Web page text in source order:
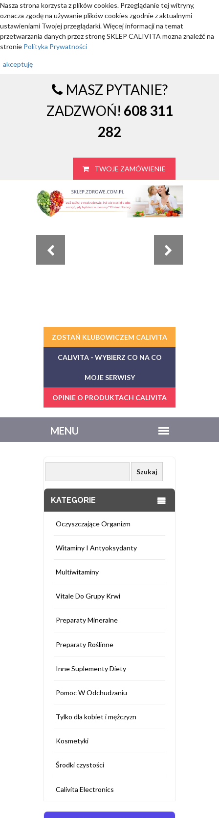
Nasza strona korzysta z plików cookies. Przeglądanie tej witryny,
oznacza zgodę na używanie plików cookies zgodnie z aktualnymi
ustawieniami Twojej przeglądarki. Więcej informacji na temat
przetwarzania danych przez stronę SKLEP CALIVITA mozna znaleźć na
stronie Polityka Prywatności
akceptuję
MASZ PYTANIE?
ZADZWOŃ! 608 311
282
TWOJE ZAMÓWIENIE
ZOSTAŃ KLUBOWICZEM CALIVITA
CALIVITA - WYBIERZ CO NA CO
MOJE SERWISY
OPINIE O PRODUKTACH CALIVITA
KATEGORIE
Oczyszczające Organizm
Witaminy I Antyoksydanty
Multiwitaminy
Vitale Do Grupy Krwi
Preparaty Mineralne
Preparaty Roślinne
Inne Suplementy Diety
Pomoc W Odchudzaniu
Tylko dla kobiet i mężczyzn
Kosmetyki
Środki czystości
Calivita Electronics